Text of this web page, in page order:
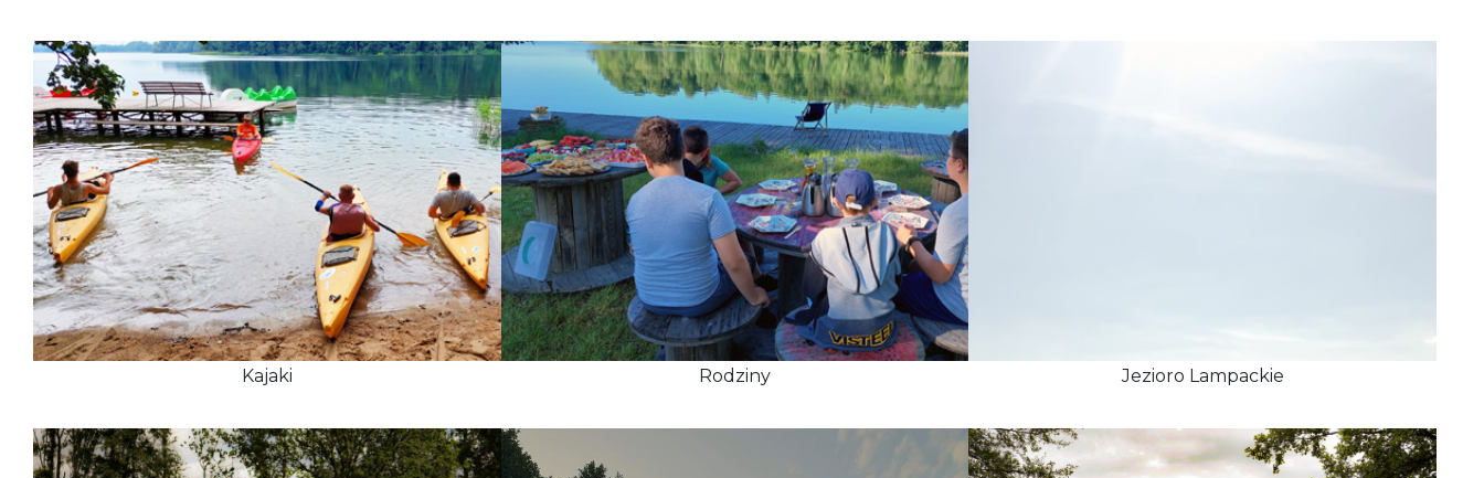
Kajaki Rodziny Jezioro Lampackie